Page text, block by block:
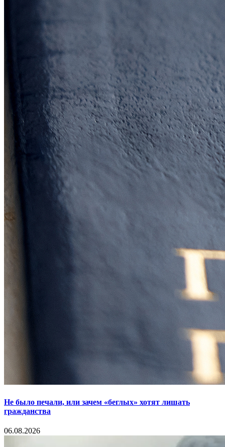
Не было печали, или зачем «беглых» хотят лишать
гражданства
06.08.2026